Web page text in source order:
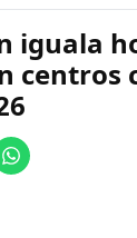
iguala
centros